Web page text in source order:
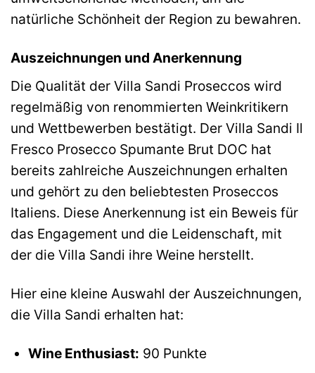
natürliche Schönheit der Region zu bewahren.
Auszeichnungen und Anerkennung
Die Qualität der Villa Sandi Proseccos wird
regelmäßig von renommierten Weinkritikern
und Wettbewerben bestätigt. Der Villa Sandi Il
Fresco Prosecco Spumante Brut DOC hat
bereits zahlreiche Auszeichnungen erhalten
und gehört zu den beliebtesten Proseccos
Italiens. Diese Anerkennung ist ein Beweis für
das Engagement und die Leidenschaft, mit
der die Villa Sandi ihre Weine herstellt.
Hier eine kleine Auswahl der Auszeichnungen,
die Villa Sandi erhalten hat:
Wine Enthusiast: 90 Punkte